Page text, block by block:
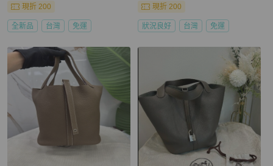
現折 200
全新品 台灣 免運
現折 200
狀況良好 台灣 免運